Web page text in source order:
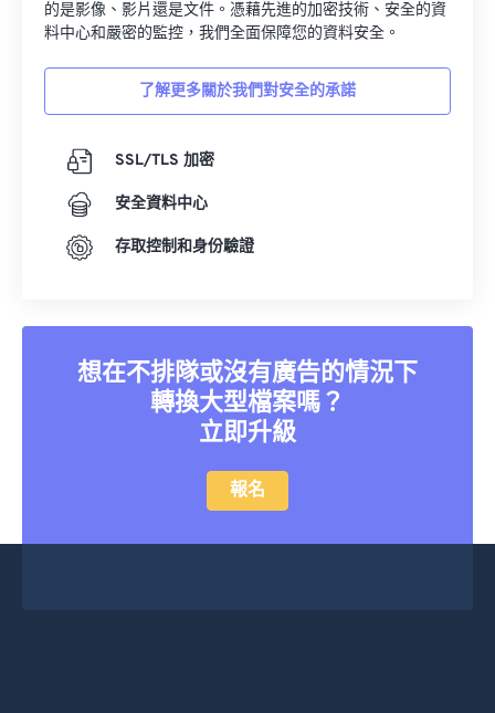
的是影像、影片還是文件。憑藉先進的加密技術、安全的資
料中心和嚴密的監控，我們全面保障您的資料安全。
了解更多關於我們對安全的承諾
SSL/TLS 加密
安全資料中心
存取控制和身份驗證
想在不排隊或沒有廣告的情況下
轉換大型檔案嗎？
立即升級
報名